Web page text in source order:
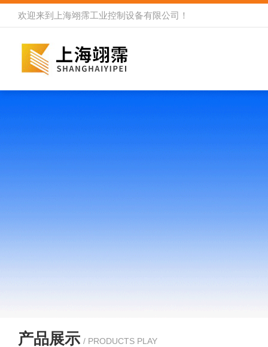
欢迎来到 上海翊霈工业控制设备有限公司 ！
产品展示 / PRODUCTS PLAY